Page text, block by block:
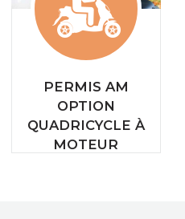
PERMIS AM
OPTION
QUADRICYCLE À
MOTEUR